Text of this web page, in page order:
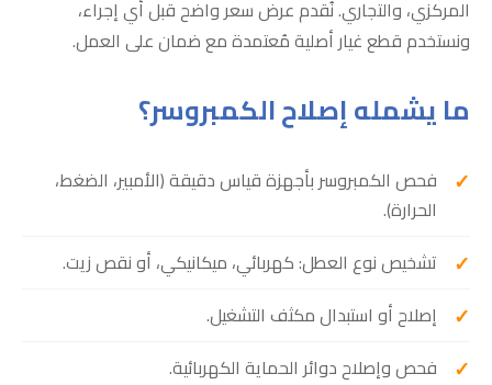
المركزي، والتجاري. نُقدم عرض سعر واضح قبل أي إجراء،
ونستخدم قطع غيار أصلية مُعتمدة مع ضمان على العمل.
ما يشمله إصلاح الكمبروسر؟
فحص الكمبروسر بأجهزة قياس دقيقة (الأمبير، الضغط،
الحرارة).
تشخيص نوع العطل: كهربائي، ميكانيكي، أو نقص زيت.
إصلاح أو استبدال مكثف التشغيل.
فحص وإصلاح دوائر الحماية الكهربائية.